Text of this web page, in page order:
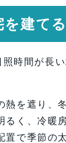
建て
時間が長
熱を遮り、
るく、冷暖
置で季節の